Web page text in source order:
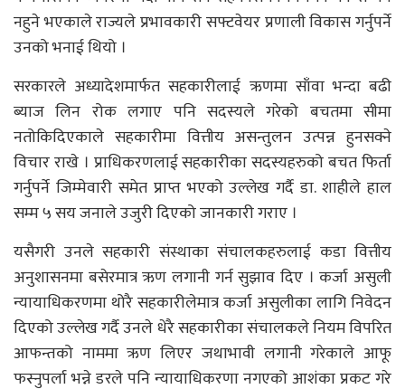
नहुने भएकाले राज्यले प्रभावकारी सफ्टवेयर प्रणाली विकास गर्नुपर्ने
उनको भनाई थियो ।
सरकारले अध्यादेशमार्फत सहकारीलाई ऋणमा साँवा भन्दा बढी
ब्याज लिन रोक लगाए पनि सदस्यले गरेको बचतमा सीमा
नतोकिदिएकाले सहकारीमा वित्तीय असन्तुलन उत्पन्न हुनसक्ने
विचार राखे । प्राधिकरणलाई सहकारीका सदस्यहरुको बचत फिर्ता
गर्नुपर्ने जिम्मेवारी समेत प्राप्त भएको उल्लेख गर्दै डा. शाहीले हाल
सम्म ५ सय जनाले उजुरी दिएको जानकारी गराए ।
यसैगरी उनले सहकारी संस्थाका संचालकहरुलाई कडा वित्तीय
अनुशासनमा बसेरमात्र ऋण लगानी गर्न सुझाव दिए । कर्जा असुली
न्यायाधिकरणमा थोरै सहकारीलेमात्र कर्जा असुलीका लागि निवेदन
दिएको उल्लेख गर्दै उनले धेरै सहकारीका संचालकले नियम विपरित
आफन्तको नाममा ऋण लिएर जथाभावी लगानी गरेकाले आफू
फस्नुपर्ला भन्ने डरले पनि न्यायाधिकरणा नगएको आशंका प्रकट गरे